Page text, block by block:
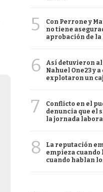
5
Con Perrone y
no tiene
aprobación de la
6
Así detuvieron
Nahuel One23 y
explotaron un
7
Conflicto en el
denuncia que el
la jornada
8
La reputación
empieza cuando
cuando hablan